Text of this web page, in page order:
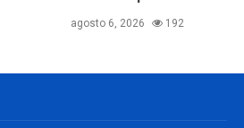
agosto 6, 2026 192